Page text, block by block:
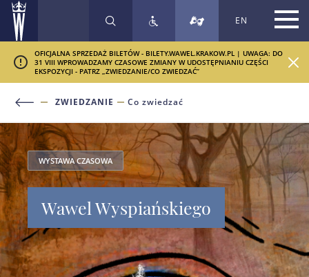
SZUKAJ EN
OFICJALNA SPRZEDAŻ BILETÓW - BILETY.WAWEL.KRAKOW.PL | UWAGA: DO
31 VIII WPROWADZAMY CZASOWE ZMIANY W UDOSTĘPNIANIU CZĘŚCI
EKSPOZYCJI - PATRZ „ZWIEDZANIE/CO ZWIEDZAĆ”
ZWIEDZANIE Co zwiedzać
WYSTAWA CZASOWA
Wawel Wyspiańskiego